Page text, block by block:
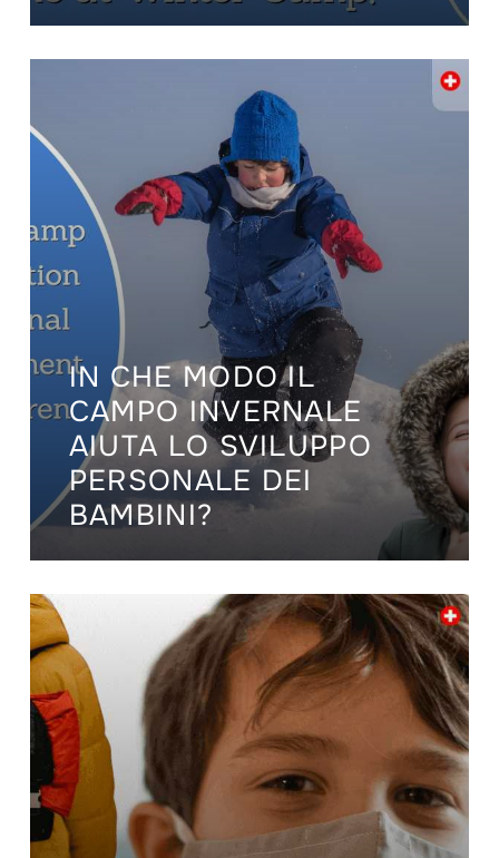
IN CHE MODO IL
CAMPO INVERNALE
AIUTA LO SVILUPPO
PERSONALE DEI
BAMBINI?